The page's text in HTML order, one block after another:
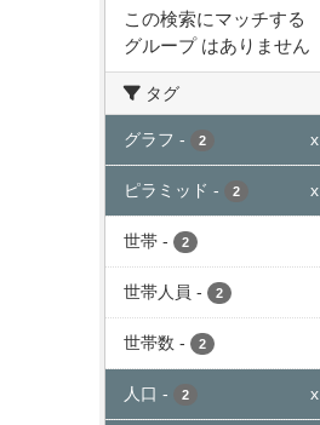
この検索にマッチする
グループ はありません
タグ
グラフ - 2 x
ピラミッド - 2 x
世帯 - 2
世帯人員 - 2
世帯数 - 2
人口 - 2 x